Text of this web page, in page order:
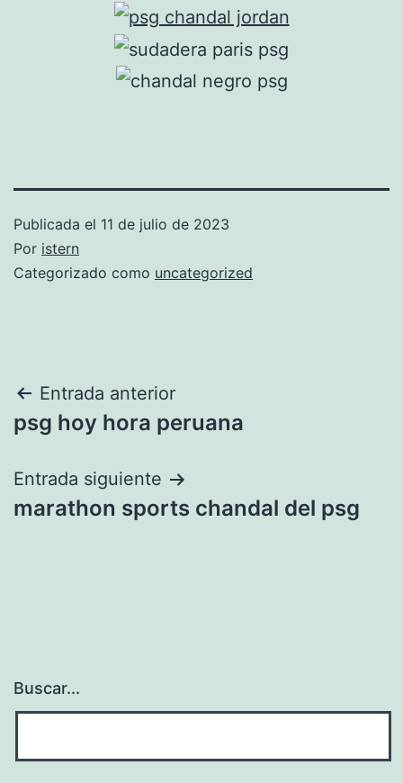
Publicada el 11 de julio de 2023
Por istern
Categorizado como uncategorized
Navegación
de
entradas
Entrada anterior
psg hoy hora peruana
Entrada siguiente
marathon sports chandal del psg
Buscar...